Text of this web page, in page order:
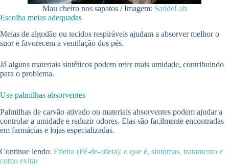
Mau cheiro nos sapatos / Imagem: SaúdeLab
Escolha meias adequadas
Meias de algodão ou tecidos respiráveis ajudam a absorver melhor o
suor e favorecem a ventilação dos pés.
Já alguns materiais sintéticos podem reter mais umidade, contribuindo
para o problema.
Use palmilhas absorventes
Palmilhas de carvão ativado ou materiais absorventes podem ajudar a
controlar a umidade e reduzir odores. Elas são facilmente encontradas
em farmácias e lojas especializadas.
Continue lendo: Frieira (Pé-de-atleta): o que é, sintomas, tratamento e
como evitar